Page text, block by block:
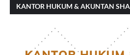
KANTOR HUKUM & AKUNTAN